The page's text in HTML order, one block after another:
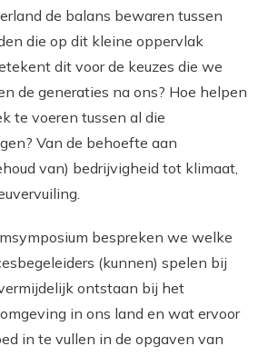
de balans bewaren tussen
die op dit kleine oppervlak
dit voor de keuzes die we
de generaties na ons? Hoe helpen
te voeren tussen al die
Van de behoefte aan
van) bedrijvigheid tot klimaat,
bespreken we welke
(kunnen) spelen bij
ontstaan bij het
in ons land en wat ervoor
in te vullen in de opgaven van